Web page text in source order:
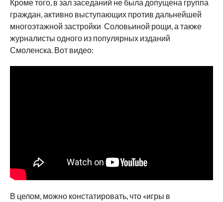
Кроме того, в зал заседаний не была допущена группа
граждан, активно выступающих против дальнейшей
многоэтажной застройки Соловьиной рощи, а также
журналисты одного из популярных изданий
Смоленска. Вот видео:
В целом, можно констатировать, что «игры в